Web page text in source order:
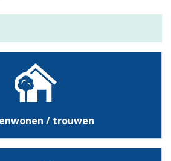
/ trouwen